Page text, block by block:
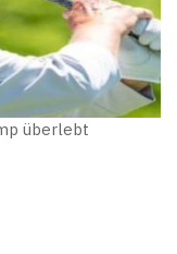
überlebt